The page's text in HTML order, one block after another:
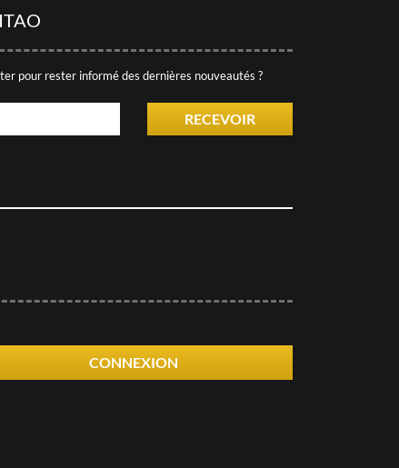
pour rester informé des dernières nouveautés ?
RECEVOIR
CONNEXION